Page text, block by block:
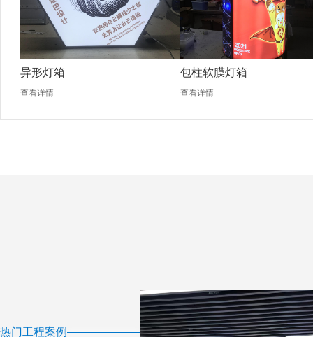
异形灯箱
查看详情
包柱软膜灯箱
查看详情
热门工程案例